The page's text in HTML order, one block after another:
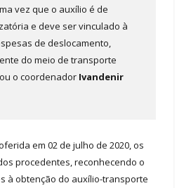
vez que o auxílio é de
e deve ser vinculado à
de deslocamento,
do meio de transporte
o coordenador Ivandenir
em 02 de julho de 2020, os
procedentes, reconhecendo o
à obtenção do auxílio-transporte